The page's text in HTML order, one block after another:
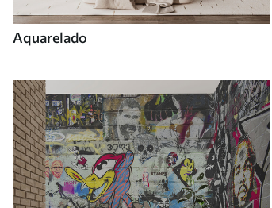
Aquarelado